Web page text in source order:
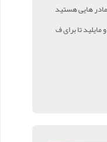
هایی هستید
تا برای ف